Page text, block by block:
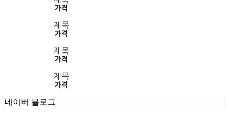
가격
제목
가격
제목
가격
제목
가격
네이버 블로그